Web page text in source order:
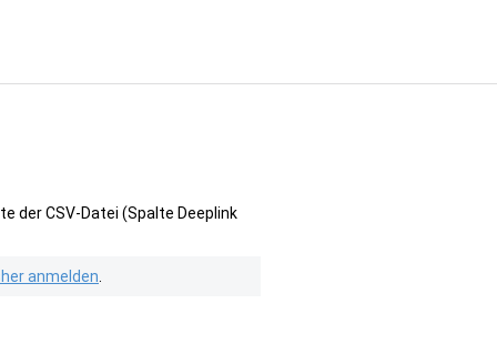
der CSV-Datei (Spalte Deeplink
anmelden